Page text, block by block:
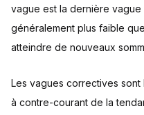
vague est la dernière vague
généralement plus faible
atteindre de nouveaux
Les vagues correctives
à contre-courant de la